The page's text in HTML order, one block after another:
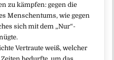
zu kämpfen: gegen die
Menschentums, wie gegen
sich mit dem „Nur“-
Vertraute weiß, welcher